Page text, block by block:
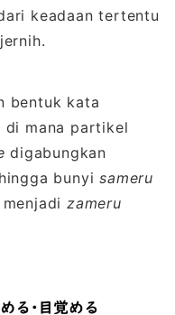
keadaan tertentu
bentuk kata
di mana partikel
digabungkan
bunyisameru
zameru